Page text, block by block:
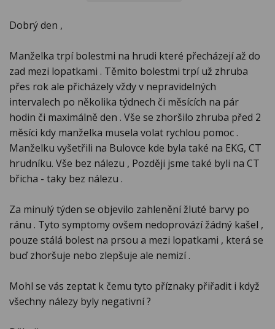
Dobrý den ,
Manželka trpí bolestmi na hrudi které přecházejí až do
zad mezi lopatkami . Těmito bolestmi trpí už zhruba
přes rok ale přicházely vždy v nepravidelných
intervalech po několika týdnech či měsících na pár
hodin či maximálně den . Vše se zhoršilo zhruba před 2
měsíci kdy manželka musela volat rychlou pomoc .
Manželku vyšetřili na Bulovce kde byla také na EKG, CT
hrudníku. Vše bez nálezu , Později jsme také byli na CT
břicha - taky bez nálezu .
Za minulý týden se objevilo zahlenění žluté barvy po
ránu . Tyto symptomy ovšem nedoprovází žádný kašel ,
pouze stálá bolest na prsou a mezi lopatkami , která se
buď zhoršuje nebo zlepšuje ale nemizí .
Mohl se vás zeptat k čemu tyto příznaky přiřadit i když
všechny nálezy byly negativní ?